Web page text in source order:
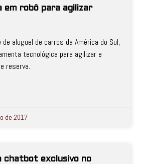
em robô para agilizar
aluguel de carros da América do Sul,
tecnológica para agilizar e
reserva.
de 2017
chatbot exclusivo no